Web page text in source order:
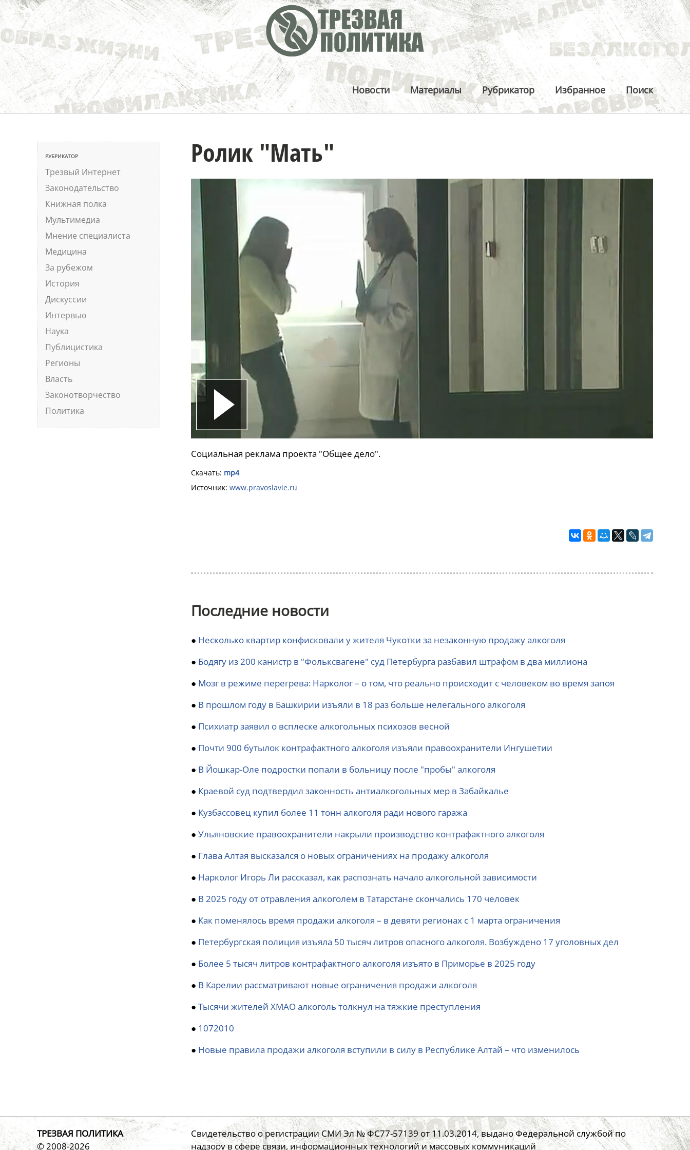
Новости Материалы Рубрикатор Избранное Поиск
РУБРИКАТОР
Трезвый Интернет
Законодательство
Книжная полка
Мультимедиа
Мнение специалиста
Медицина
За рубежом
История
Дискуссии
Интервью
Наука
Публицистика
Регионы
Власть
Законотворчество
Политика
Ролик "Мать"
Социальная реклама проекта "Общее дело".
Скачать: mp4
Источник: www.pravoslavie.ru
Последние новости
● Несколько квартир конфисковали у жителя Чукотки за незаконную продажу алкоголя
● Бодягу из 200 канистр в "Фольксвагене" суд Петербурга разбавил штрафом в два миллиона
● Мозг в режиме перегрева: Нарколог – о том, что реально происходит с человеком во время запоя
● В прошлом году в Башкирии изъяли в 18 раз больше нелегального алкоголя
● Психиатр заявил о всплеске алкогольных психозов весной
● Почти 900 бутылок контрафактного алкоголя изъяли правоохранители Ингушетии
● В Йошкар-Оле подростки попали в больницу после "пробы" алкоголя
● Краевой суд подтвердил законность антиалкогольных мер в Забайкалье
● Кузбассовец купил более 11 тонн алкоголя ради нового гаража
● Ульяновские правоохранители накрыли производство контрафактного алкоголя
● Глава Алтая высказался о новых ограничениях на продажу алкоголя
● Нарколог Игорь Ли рассказал, как распознать начало алкогольной зависимости
● В 2025 году от отравления алкоголем в Татарстане скончались 170 человек
● Как поменялось время продажи алкоголя – в девяти регионах с 1 марта ограничения
● Петербургская полиция изъяла 50 тысяч литров опасного алкоголя. Возбуждено 17 уголовных дел
● Более 5 тысяч литров контрафактного алкоголя изъято в Приморье в 2025 году
● В Карелии рассматривают новые ограничения продажи алкоголя
● Тысячи жителей ХМАО алкоголь толкнул на тяжкие преступления
● 1072010
● Новые правила продажи алкоголя вступили в силу в Республике Алтай – что изменилось
ТРЕЗВАЯ ПОЛИТИКА
© 2008-2026
Свидетельство о регистрации СМИ Эл № ФС77-57139 от 11.03.2014, выдано Федеральной службой по
надзору в сфере связи, информационных технологий и массовых коммуникаций